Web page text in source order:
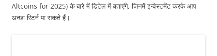
Altcoins for 2025) के बारे में डिटेल में बताएंगे, जिनमें इन्वेस्टमेंट करके आप
अच्छा रिटर्न पा सकते हैं।